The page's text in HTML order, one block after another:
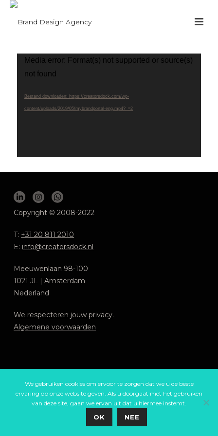
Videospeler
Media error: Format(s) not supported or source(s)
not found
Bestand downloaden: https://creatorsdock.com/wp-
content/uploads/2019/05/mybrandportal-eng.mp4?_=2
Copyright © 2008-2022
T: +31 20 811 2010
E: info@creatorsdock.nl
Meeuwenlaan 98-100
1021 JL | Amsterdam
Nederland
We respecteren jouw privacy.
Algemene voorwaarden
We gebruiken cookies om ervoor te zorgen dat we u de beste
ervaring op onze website geven. Als u doorgaat met het gebruiken
van deze site, gaan we ervan uit dat u hiermee instemt.
OK NEE